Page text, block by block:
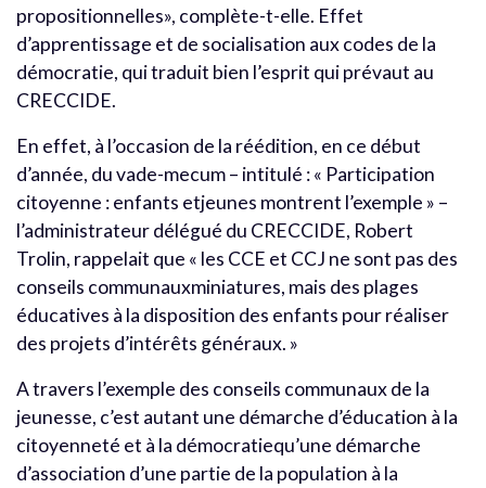
propositionnelles», complète-t-elle. Effet
d’apprentissage et de socialisation aux codes de la
démocratie, qui traduit bien l’esprit qui prévaut au
CRECCIDE.
En effet, à l’occasion de la réédition, en ce début
d’année, du vade-mecum – intitulé : « Participation
citoyenne : enfants etjeunes montrent l’exemple » –
l’administrateur délégué du CRECCIDE, Robert
Trolin, rappelait que « les CCE et CCJ ne sont pas des
conseils communauxminiatures, mais des plages
éducatives à la disposition des enfants pour réaliser
des projets d’intérêts généraux. »
A travers l’exemple des conseils communaux de la
jeunesse, c’est autant une démarche d’éducation à la
citoyenneté et à la démocratiequ’une démarche
d’association d’une partie de la population à la